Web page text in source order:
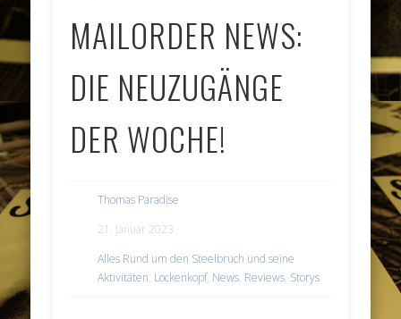
MAILORDER NEWS:
DIE NEUZUGÄNGE
DER WOCHE!
Thomas Paradise
21. Januar 2023
Alles Rund um den Steelbruch und seine
Aktivitäten, Lockenkopf, News, Reviews, Storys